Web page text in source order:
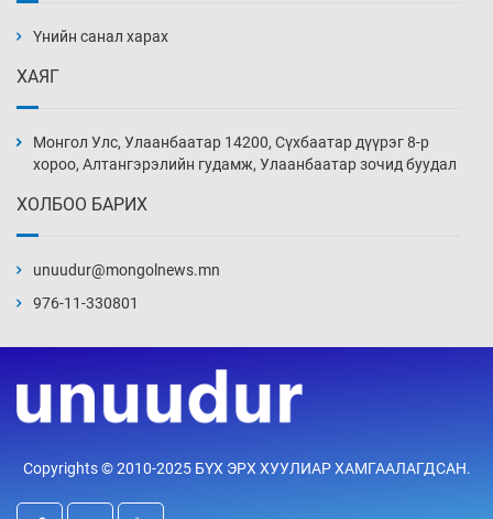
3 цаг 24 мин
3 цаг 54 мин
18 цаг 23 мин
19 цаг 54 мин
байгууламжуудыг албадан буулгах
Үнийн санал харах
ХАЯГ
Монгол Улс, Улаанбаатар 14200, Сүхбаатар дүүрэг 8-р
хороо, Алтангэрэлийн гудамж, Улаанбаатар зочид буудал
ХОЛБОО БАРИХ
unuudur@mongolnews.mn
976-11-330801
Copyrights © 2010-2025 БҮХ ЭРХ ХУУЛИАР ХАМГААЛАГДСАН.